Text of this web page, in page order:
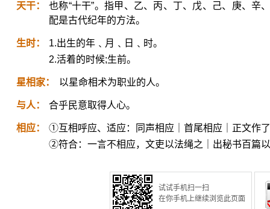
天干：
也称“十干”。指甲、乙、丙、丁、戊、己、庚、辛
配是古代纪年的方法。
生时：
1.出生的年﹑月﹑日﹑时。
2.活着的时候;生前。
星相家： 以星命相术为职业的人。
与人： 合乎民意取得人心。
相应：
①互相呼应、适应：同声相应｜首尾相应｜正文作
②符合：一言不相应，文吏以法绳之｜出秘书百篇
试试手机扫一扫
在你手机上继续浏览此页面